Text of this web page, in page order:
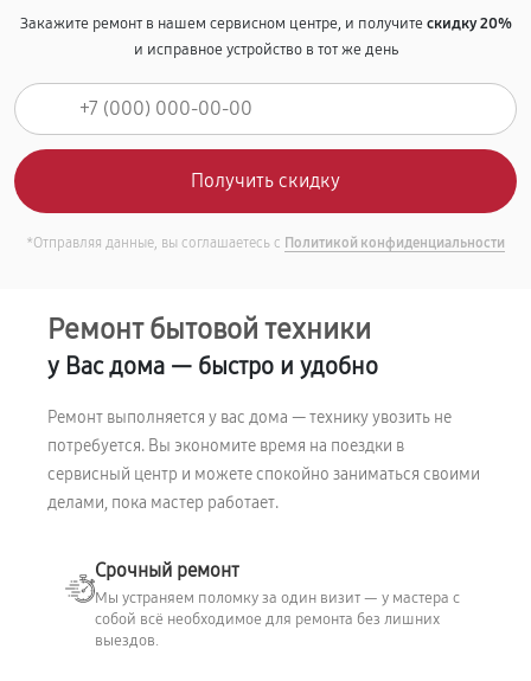
Закажите ремонт в нашем сервисном центре, и получитескидку 20%
и исправное устройство в тот же день
*Отправляя данные, вы соглашаетесь с Политикой конфиденциальности
Ремонт бытовой техники
у Вас дома — быстро и удобно
Ремонт выполняется у вас дома — технику увозить не
потребуется. Вы экономите время на поездки в
сервисный центр и можете спокойно заниматься своими
делами, пока мастер работает.
Срочный ремонт
Мы устраняем поломку за один визит — у мастера с
собой всё необходимое для ремонта без лишних
выездов.